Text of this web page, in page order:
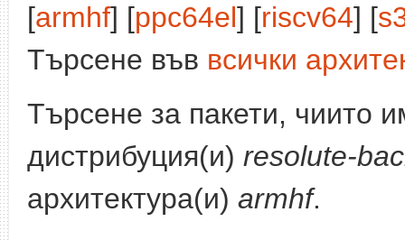
[armhf] [ppc64el] [riscv64] [
Търсене във всички
Търсене за пакети, чиито
дистрибуция(и) resolute-
архитектура(и) armhf.